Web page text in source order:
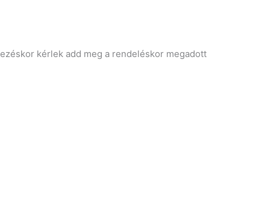
kérlek add meg a rendeléskor megadott